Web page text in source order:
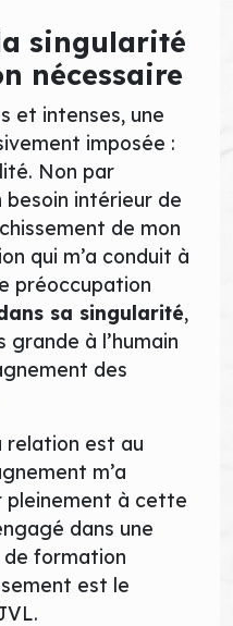
singularité
nécessaire
et intenses, une
imposée :
Non par
intérieur de
de mon
qui m’a conduit à
préoccupation
sa singularité,
à l’humain
des
relation est au
m’a
pleinement à cette
dans une
formation
est le